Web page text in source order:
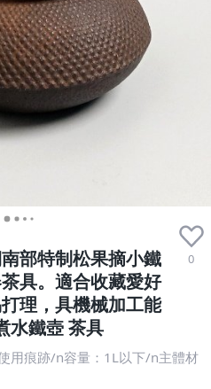
部特制松果摘小鐵
具。適合收藏愛好
理，具機械加工能
水鐵壺 茶具
0
用痕跡/n容量：1L以下/n主體材